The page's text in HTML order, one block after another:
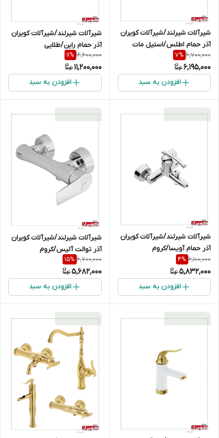
شیرآلات شیرلند/شیرآلات کویران
آذر حمام اطلس/استیل مات
6,700,000
7%
6,195,000
افزودن به سبد
شیرآلات شیرلند/شیرآلات کویران
آذر حمام راین/طلایی
12,600,000
11%
11,200,000
افزودن به سبد
شیرآلات شیرلند/شیرآلات کویران
آذر حمام آویسا/کروم
6,100,000
4%
5,832,000
افزودن به سبد
شیرآلات شیرلند/شیرآلات کویران
آذر توالت آلیس/کروم
6,700,000
15%
5,682,000
افزودن به سبد